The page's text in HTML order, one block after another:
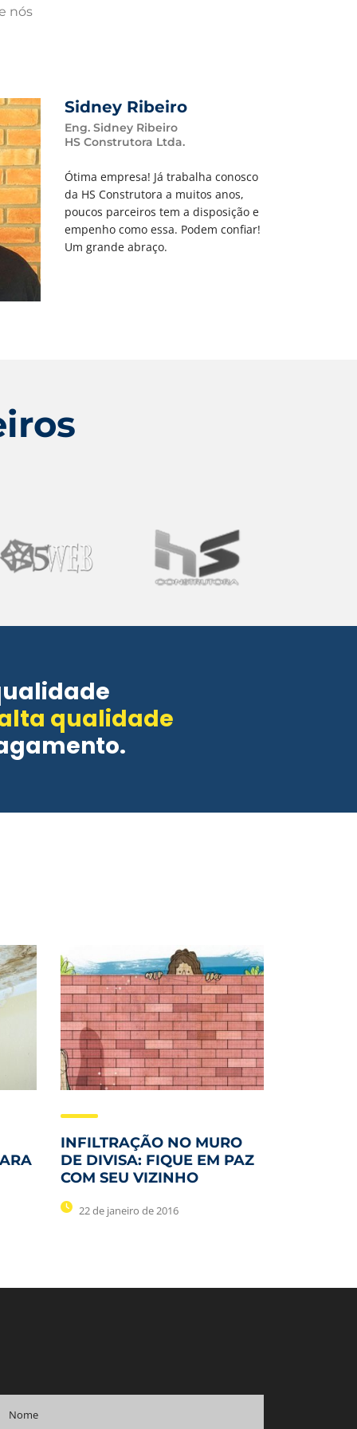
nós
Sidney Ribeiro
Eng. Sidney Ribeiro
HS Construtora Ltda.
Ótima empresa! Já trabalha conosco
da HS Construtora a muitos anos,
poucos parceiros tem a disposição e
empenho como essa. Podem confiar!
Um grande abraço.
qualidade
INFILTRAÇÃO NO MURO
DE DIVISA: FIQUE EM PAZ
COM SEU VIZINHO
22 de janeiro de 2016